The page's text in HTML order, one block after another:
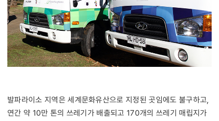
발파라이소 지역은 세계문화유산으로 지정된 곳임에도 불구하고,
연간 약 10만 톤의 쓰레기가 배출되고 170개의 쓰레기 매립지가